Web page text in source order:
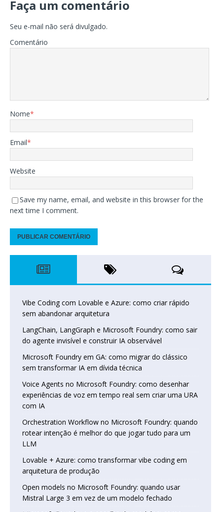
Faça um comentário
Seu e-mail não será divulgado.
Comentário
Nome*
Email*
Website
Save my name, email, and website in this browser for the
next time I comment.
Vibe Coding com Lovable e Azure: como criar rápido
sem abandonar arquitetura
LangChain, LangGraph e Microsoft Foundry: como sair
do agente invisível e construir IA observável
Microsoft Foundry em GA: como migrar do clássico
sem transformar IA em dívida técnica
Voice Agents no Microsoft Foundry: como desenhar
experiências de voz em tempo real sem criar uma URA
com IA
Orchestration Workflow no Microsoft Foundry: quando
rotear intenção é melhor do que jogar tudo para um
LLM
Lovable + Azure: como transformar vibe coding em
arquitetura de produção
Open models no Microsoft Foundry: quando usar
Mistral Large 3 em vez de um modelo fechado